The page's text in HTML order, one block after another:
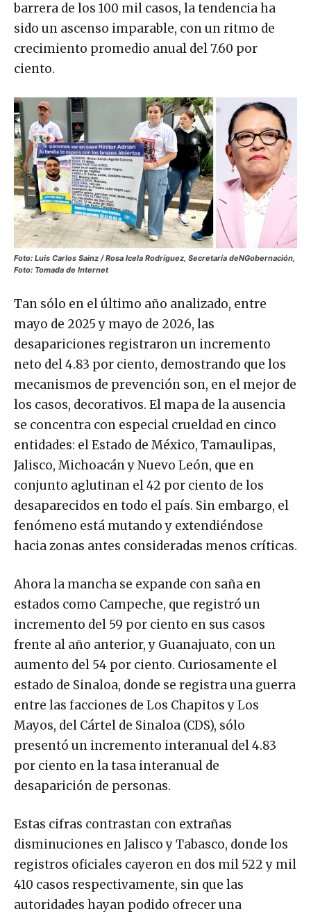
barrera de los 100 mil casos, la tendencia ha
sido un ascenso imparable, con un ritmo de
crecimiento promedio anual del 7.60 por
ciento.
Foto: Luis Carlos Sainz / Rosa Icela Rodríguez, Secretaría deNGobernación,
Foto: Tomada de Internet
Tan sólo en el último año analizado, entre
mayo de 2025 y mayo de 2026, las
desapariciones registraron un incremento
neto del 4.83 por ciento, demostrando que los
mecanismos de prevención son, en el mejor de
los casos, decorativos. El mapa de la ausencia
se concentra con especial crueldad en cinco
entidades: el Estado de México, Tamaulipas,
Jalisco, Michoacán y Nuevo León, que en
conjunto aglutinan el 42 por ciento de los
desaparecidos en todo el país. Sin embargo, el
fenómeno está mutando y extendiéndose
hacia zonas antes consideradas menos críticas.
Ahora la mancha se expande con saña en
estados como Campeche, que registró un
incremento del 59 por ciento en sus casos
frente al año anterior, y Guanajuato, con un
aumento del 54 por ciento. Curiosamente el
estado de Sinaloa, donde se registra una guerra
entre las facciones de Los Chapitos y Los
Mayos, del Cártel de Sinaloa (CDS), sólo
presentó un incremento interanual del 4.83
por ciento en la tasa interanual de
desaparición de personas.
Estas cifras contrastan con extrañas
disminuciones en Jalisco y Tabasco, donde los
registros oficiales cayeron en dos mil 522 y mil
410 casos respectivamente, sin que las
autoridades hayan podido ofrecer una